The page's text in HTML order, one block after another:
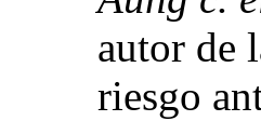
autor de
riesgo